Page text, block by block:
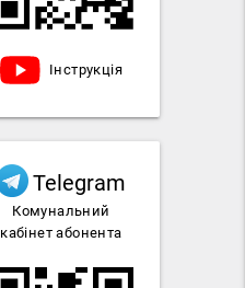
Інструкція
Telegram
Комунальний
кабінет абонента